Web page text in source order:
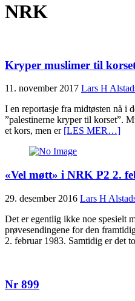
NRK
Kryper muslimer til
11. november 2017 Lars H
I en reportasje fra midtøsten nå i
”palestinerne kryper til korset”.
et kors, men er [LES MER…]
«Vel møtt» i NRK P2 2.
29. desember 2016 Lars H
Det er egentlig ikke noe spesielt
prøvesendingene for den
2. februar 1983. Samtidig er det
Nr 899